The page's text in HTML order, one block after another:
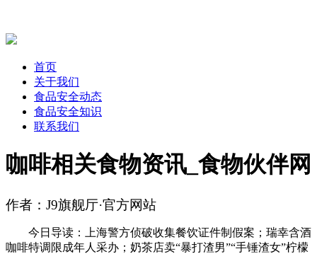
首页
关于我们
食品安全动态
食品安全知识
联系我们
咖啡相关食物资讯_食物伙伴网
作者：J9旗舰厅·官方网站
今日导读：上海警方侦破收集餐饮证件制假案；瑞幸含酒
咖啡特调限成年人采办；奶茶店卖“暴打渣男”“手锤渣女”柠檬